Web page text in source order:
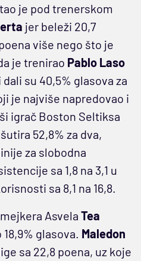
je pod trenerskom
jer beleži 20,7
više nego što je
je trenirao Pablo Laso
su 40,5% glasova za
je najviše napredovao i
igrač Boston Seltiksa
52,8% za dva,
za slobodna
sa 1,8 na 3,1 u
sa 8,1 na 16,8.
Asvela Tea
glasova. Maledon
sa 22,8 poena, uz koje